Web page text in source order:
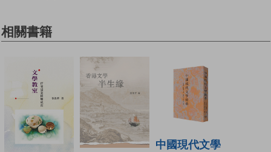
相關書籍
中國現代文學